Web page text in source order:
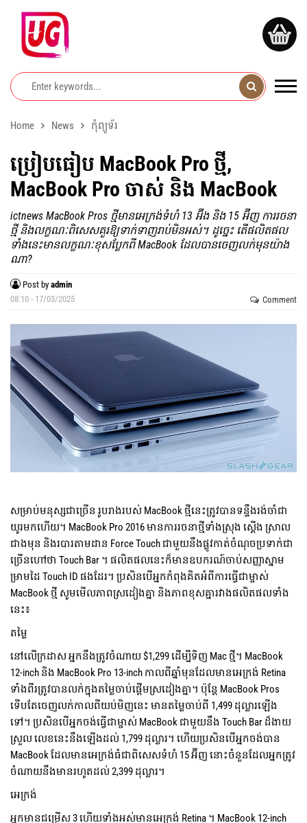
Home News កុំព្យូទ័រ
ប្រៀបធៀប MacBook Pro ថ្មី,
MacBook Pro ចាស់ និង MacBook
ictnews MacBook Pros ថ្មីមានអេក្រង់ទំហំ 13 អ៊ីង និង 15 អ៊ីញ ការរចនា
ថ្មី និងលក្ខណៈពិសេសគួរឱ្យទាក់ទាញរាប់មិនអស់។ ដូច្នេះ តើ​ផលិតផល​
ទាំង​នេះ​មាន​លក្ខណៈ​ខុស​ប្លែក​ពី MacBook ដែល​បាន​ចេញ​លក់​មុន​យ៉ាង​
ណា?
Post by admin
08:10 - 17/03/2025
Comment
សម្រាប់មនុស្សជាច្រើន រូបរាងរបស់ MacBook ថ្មីនេះត្រូវបានទន្ទឹងរង់ចាំជា
យូរមកហើយ។ MacBook Pro 2016 មានការរចនាថ្មីទាំងស្រុង ស្តើង ស្រាល
ជាងមុន និងរបារតាមដាន Force Touch ជាមួយនឹងផ្លូវកាត់ចំណុចប្រទាក់ជា
ច្រើនហៅថា Touch Bar ។ ផលិតផលនេះក៏មានឧបករណ៍ចាប់សញ្ញាស្នាម
ម្រាមដៃ Touch ID ផងដែរ។ ប្រសិនបើអ្នកកំពុងគិតអំពីការធ្វើជាម្ចាស់
MacBook ថ្មី សូមមើលភាពស្រដៀងគ្នា និងភាពខុសគ្នារវាងផលិតផលទាំង
នេះ៖
តម្លៃ
នៅលើក្រដាស អ្នកនឹងត្រូវចំណាយ $1,299 ដើម្បីទិញ Mac ថ្មី។ MacBook
12-inch និង MacBook Pro 13-inch កាលពីឆ្នាំមុនដែលមានអេក្រង់ Retina
ទាំងពីរត្រូវបានលក់ក្នុងតម្លៃចាប់ផ្តើមស្រដៀងគ្នា។ ប៉ុន្តែ MacBook Pros
ទើបតែចេញលក់កាលពីយប់មិញនេះ មានតម្លៃចាប់ពី 1,499 ដុល្លារឡើង
ទៅ។ ប្រសិនបើអ្នកចង់ធ្វើជាម្ចាស់ MacBook ជាមួយនឹង Touch Bar ដ៏ងាយ
ស្រួល លេខនេះនឹងឡើងដល់ 1,799 ដុល្លារ។ ហើយ​ប្រសិន​បើ​អ្នក​ចង់​បាន
MacBook ដែល​មាន​អេក្រង់​ធំ​ជា​ពិសេស​ទំហំ 15 អ៊ីញ នោះ​ចំនួន​ដែល​អ្នក​ត្រូវ​
ចំណាយ​នឹង​មាន​រហូត​ដល់ 2,399 ដុល្លារ។
អេក្រង់
អ្នកមានជម្រើស 3 ហើយទាំងអស់មានអេក្រង់ Retina ។ MacBook 12-inch